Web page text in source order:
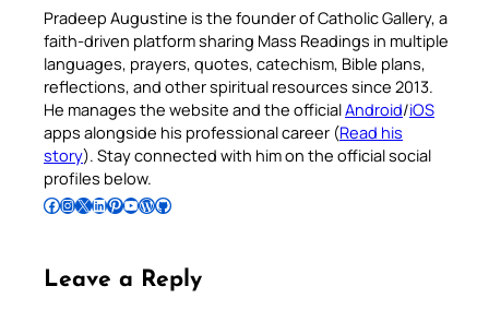
Pradeep Augustine is the founder of Catholic Gallery, a
faith-driven platform sharing Mass Readings in multiple
languages, prayers, quotes, catechism, Bible plans,
reflections, and other spiritual resources since 2013.
He manages the website and the officialAndroid/iOS
apps alongside his professional career (Read his
story). Stay connected with him on the official social
profiles below.
Follow Pradeep on Facebook Follow Pradeep on InstagramFollow Pradeep on X Follow Pradeep on LinkedIn Follow Pradeep on Pinterest Subscribe to Pradeep’s Youtube Channel Follow Pradeep on WordPress Follow Pradeep on GitHub
Leave a Reply